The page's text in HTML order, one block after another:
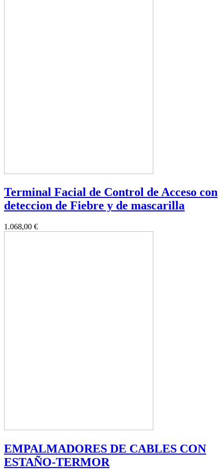
Terminal Facial de Control de Acceso con
deteccion de Fiebre y de mascarilla
1.068,00 €
EMPALMADORES DE CABLES CON
ESTAÑO-TERMOR